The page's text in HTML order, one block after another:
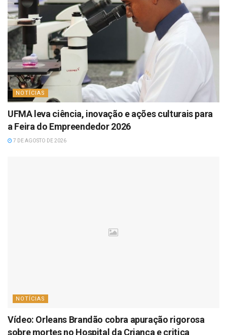
NOTÍCIAS
UFMA leva ciência, inovação e ações culturais para
a Feira do Empreendedor 2026
7 DE AGOSTO DE 2026
NOTÍCIAS
Vídeo: Orleans Brandão cobra apuração rigorosa
sobre mortes no Hospital da Criança e critica